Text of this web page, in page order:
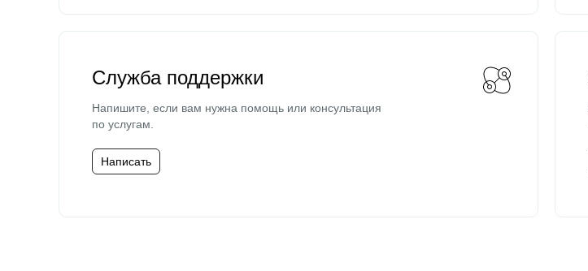
Служба поддержки
Напишите, если вам нужна помощь или консультация
по услугам.
Написать